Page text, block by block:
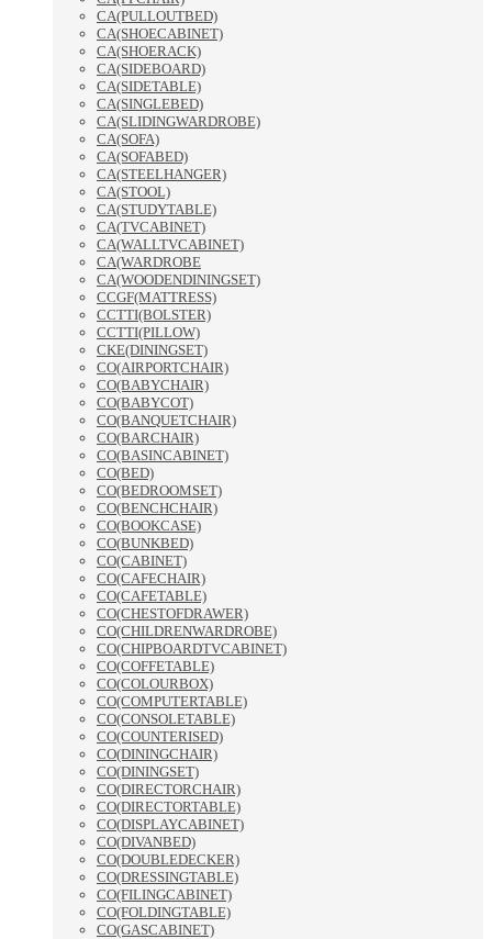
CA(PULLOUTBED)
CA(SHOECABINET)
CA(SHOERACK)
CA(SIDEBOARD)
CA(SIDETABLE)
CA(SINGLEBED)
CA(SLIDINGWARDROBE)
CA(SOFA)
CA(SOFABED)
CA(STEELHANGER)
CA(STOOL)
CA(STUDYTABLE)
CA(TVCABINET)
CA(WALLTVCABINET)
CA(WARDROBE
CA(WOODENDININGSET)
CCGF(MATTRESS)
CCTTI(BOLSTER)
CCTTI(PILLOW)
CKE(DININGSET)
CO(AIRPORTCHAIR)
CO(BABYCHAIR)
CO(BABYCOT)
CO(BANQUETCHAIR)
CO(BARCHAIR)
CO(BASINCABINET)
CO(BED)
CO(BEDROOMSET)
CO(BENCHCHAIR)
CO(BOOKCASE)
CO(BUNKBED)
CO(CABINET)
CO(CAFECHAIR)
CO(CAFETABLE)
CO(CHESTOFDRAWER)
CO(CHILDRENWARDROBE)
CO(CHIPBOARDTVCABINET)
CO(COFFETABLE)
CO(COLOURBOX)
CO(COMPUTERTABLE)
CO(CONSOLETABLE)
CO(COUNTERISED)
CO(DININGCHAIR)
CO(DININGSET)
CO(DIRECTORCHAIR)
CO(DIRECTORTABLE)
CO(DISPLAYCABINET)
CO(DIVANBED)
CO(DOUBLEDECKER)
CO(DRESSINGTABLE)
CO(FILINGCABINET)
CO(FOLDINGTABLE)
CO(GASCABINET)